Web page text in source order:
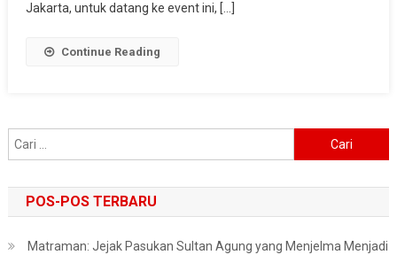
Jakarta, untuk datang ke event ini, […]
Continue Reading
untuk:
POS-POS TERBARU
Matraman: Jejak Pasukan Sultan Agung yang Menjelma Menjadi